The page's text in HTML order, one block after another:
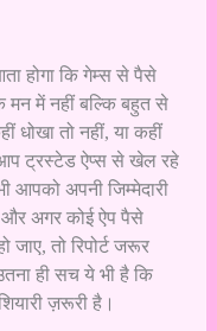
होगा कि गेम्स से पैसे
मन में नहीं बल्कि बहुत से
धोखा तो नहीं, या कहीं
आप ट्रस्टेड ऐप्स से खेल रहे
आपको अपनी जिम्मेदारी
और अगर कोई ऐप पैसे
तो रिपोर्ट जरूर
ही सच ये भी है कि
ज़रूरी है।